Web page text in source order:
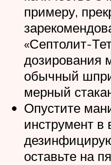
примеру,
«Септолит-
дозирования
обычный
мерный
Опустите
инструмент в
оставьте на